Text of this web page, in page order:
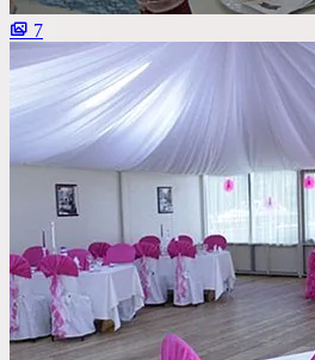
С детской комнатой
С шоу программой
Своя парковка
Показать8площадок Сбросить
7